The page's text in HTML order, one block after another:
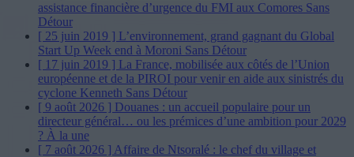
assistance financière d’urgence du FMI aux Comores Sans
Détour
[ 25 juin 2019 ] L’environnement, grand gagnant du Global
Start Up Week end à Moroni Sans Détour
[ 17 juin 2019 ] La France, mobilisée aux côtés de l’Union
européenne et de la PIROI pour venir en aide aux sinistrés du
cyclone Kenneth Sans Détour
[ 9 août 2026 ] Douanes : un accueil populaire pour un
directeur général… ou les prémices d’une ambition pour 2029
? À la une
[ 7 août 2026 ] Affaire de Ntsoralé : le chef du village et